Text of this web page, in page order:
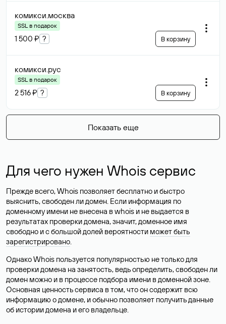
комикси.москва
SSL в подарок
1 500 ₽ ? В корзину
комикси.рус
SSL в подарок
2 516 ₽ ? В корзину
Показать еще
Для чего нужен Whois сервис
Прежде всего, Whois позволяет бесплатно и быстро
выяснить, свободен ли домен. Если информация по
доменному имени не внесена в whois и не выдается в
результатах проверки домена, значит, доменное имя
свободно и с большой долей вероятности может быть
зарегистрировано.
Однако Whois пользуется популярностью не только для
проверки домена на занятость, ведь определить, свободен ли
домен можно и в процессе подбора имени в доменной зоне.
Основная ценность сервиса в том, что он содержит всю
информацию о домене, и обычно позволяет получить данные
об истории домена и его владельце.